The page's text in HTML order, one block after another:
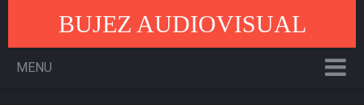
BUJEZ AUDIOVISUAL
MENU